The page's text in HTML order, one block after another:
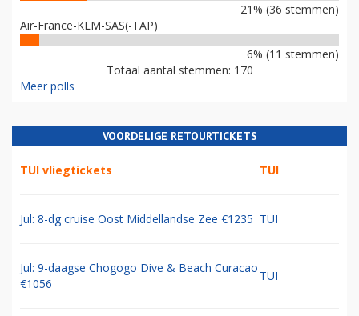
21% (36 stemmen)
Air-France-KLM-SAS(-TAP)
6% (11 stemmen)
Totaal aantal stemmen: 170
Meer polls
VOORDELIGE RETOURTICKETS
TUI vliegtickets TUI
Jul: 8-dg cruise Oost Middellandse Zee €1235 TUI
Jul: 9-daagse Chogogo Dive & Beach Curacao
€1056
TUI